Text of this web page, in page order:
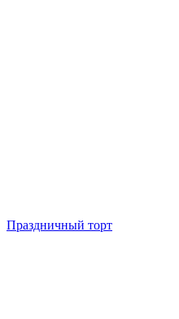
Праздничный торт